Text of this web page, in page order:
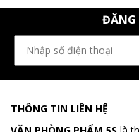
ĐĂNG
THÔNG TIN LIÊN HỆ